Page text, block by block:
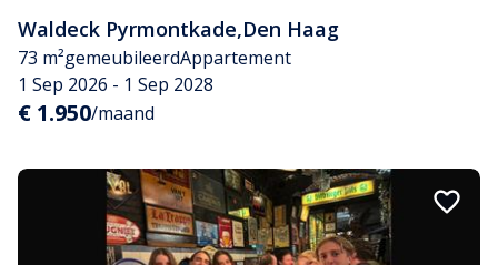
Waldeck Pyrmontkade,Den Haag
73 m²gemeubileerdAppartement
1 Sep 2026 - 1 Sep 2028
€ 1.950/maand